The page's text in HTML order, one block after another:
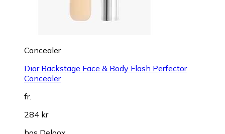
Concealer
Dior Backstage Face & Body Flash Perfector
Concealer
fr.
284 kr